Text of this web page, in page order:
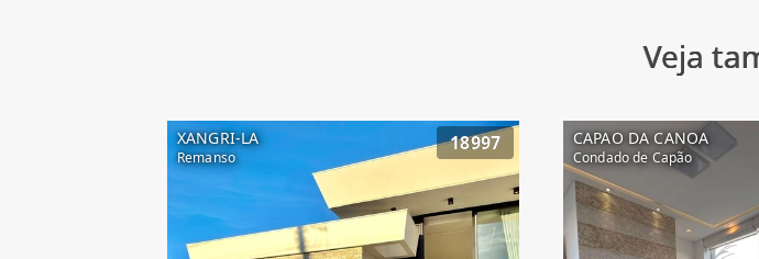
Veja
XANGRI-LA
Remanso
18997 CAPAO DA CANOA
Condado de Capão